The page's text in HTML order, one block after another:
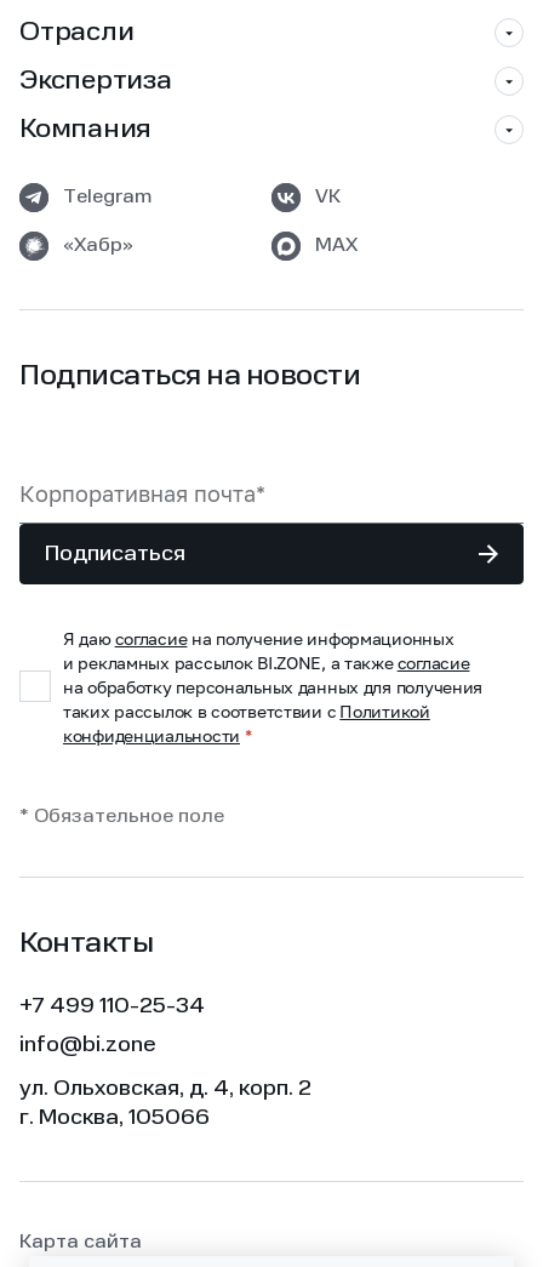
Отрасли
Экспертиза
Компания
Telegram VK
«Хабр» MAX
Подписаться на новости
Подписаться
Я даюсогласиена получение информационных
и рекламных рассылок BI.ZONE, а такжесогласие
на обработку персональных данных для получения
таких рассылок в соответствии с Политикой
конфиденциальности *
* Обязательное поле
Контакты
+7 499 110-25-34
info@bi.zone
ул. Ольховская, д. 4, корп. 2
г. Москва, 105066
Карта сайта